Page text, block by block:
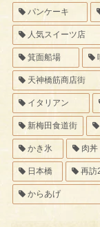
パンケーキ
人気スイーツ店
箕面船場
天神橋筋商店街
イタリアン
新梅田食道街
かき氷 肉丼
日本橋 再訪
からあげ